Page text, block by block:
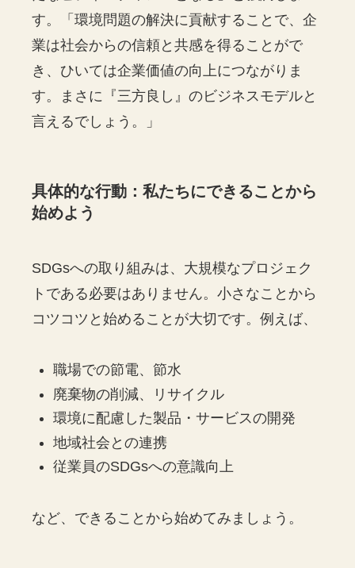
す。「環境問題の解決に貢献することで、企
業は社会からの信頼と共感を得ることがで
き、ひいては企業価値の向上につながりま
す。まさに『三方良し』のビジネスモデルと
言えるでしょう。」
具体的な行動：私たちにできることから
始めよう
SDGsへの取り組みは、大規模なプロジェク
トである必要はありません。小さなことから
コツコツと始めることが大切です。例えば、
職場での節電、節水
廃棄物の削減、リサイクル
環境に配慮した製品・サービスの開発
地域社会との連携
従業員のSDGsへの意識向上
など、できることから始めてみましょう。